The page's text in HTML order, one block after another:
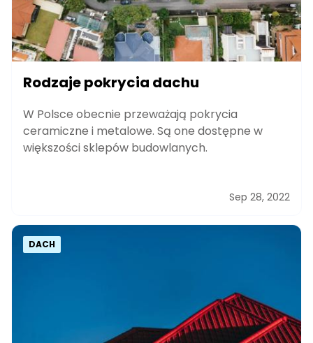
Rodzaje pokrycia dachu
W Polsce obecnie przeważają pokrycia
ceramiczne i metalowe. Są one dostępne w
większości sklepów budowlanych.
Sep 28, 2022
DACH